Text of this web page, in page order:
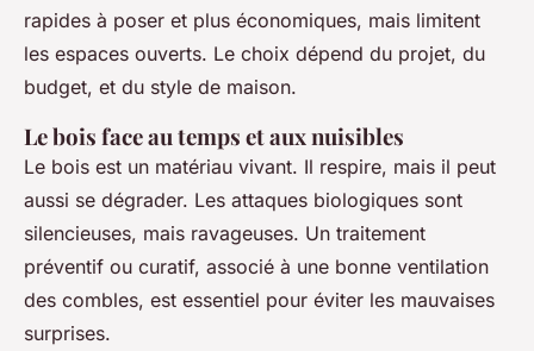
rapides à poser et plus économiques, mais limitent
les espaces ouverts. Le choix dépend du projet, du
budget, et du style de maison.
Le bois face au temps et aux nuisibles
Le bois est un matériau vivant. Il respire, mais il peut
aussi se dégrader. Les attaques biologiques sont
silencieuses, mais ravageuses. Un traitement
préventif ou curatif, associé à une bonne ventilation
des combles, est essentiel pour éviter les mauvaises
surprises.